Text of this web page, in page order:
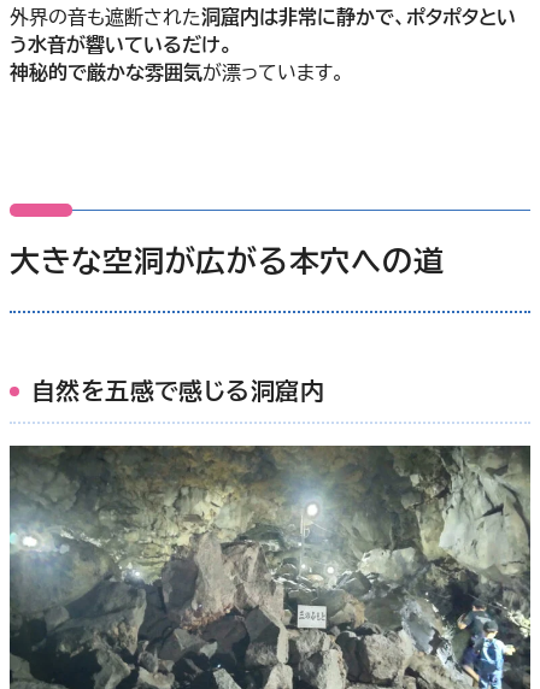
外界の音も遮断された洞窟内は非常に静かで、ポタポタとい
う水音が響いているだけ。
神秘的で厳かな雰囲気が漂っています。
大きな空洞が広がる本穴への道
自然を五感で感じる洞窟内